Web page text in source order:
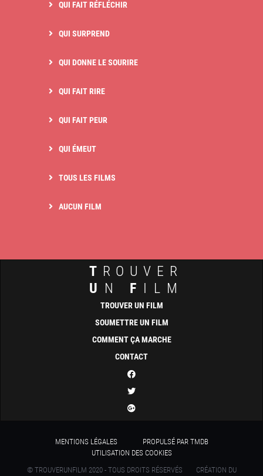
QUI FAIT RÉFLÉCHIR
QUI SURPREND
QUI DONNE LE SOURIRE
QUI FAIT RIRE
QUI FAIT PEUR
QUI ÉMEUT
TOUS LES FILMS
AUCUN FILM
T ROUVER
U N F ILM
TROUVER UN FILM
SOUMETTRE UN FILM
COMMENT ÇA MARCHE
CONTACT
MENTIONS LÉGALES
PROPULSÉ PAR TMDB
UTILISATION DES COOKIES
© TROUVERUNFILM 2020 - TOUS DROITS RÉSERVÉS
CRÉATION DU